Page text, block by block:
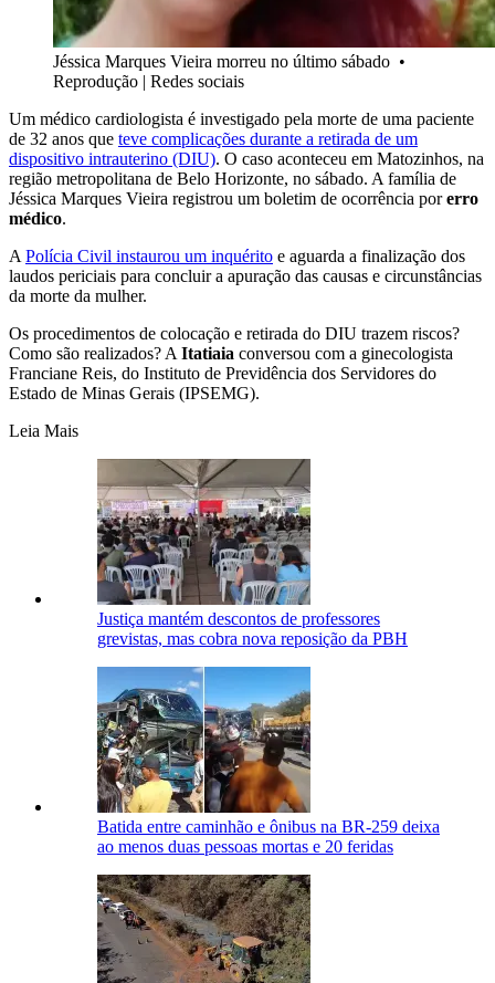
Jéssica Marques Vieira morreu no último sábado •
Reprodução | Redes sociais
Um médico cardiologista é investigado pela morte de uma paciente
de 32 anos que teve complicações durante a retirada de um
dispositivo intrauterino (DIU). O caso aconteceu em Matozinhos, na
região metropolitana de Belo Horizonte, no sábado. A família de
Jéssica Marques Vieira registrou um boletim de ocorrência porerro
médico.
A Polícia Civil instaurou um inquérito e aguarda a finalização dos
laudos periciais para concluir a apuração das causas e circunstâncias
da morte da mulher.
Os procedimentos de colocação e retirada do DIU trazem riscos?
Como são realizados? A Itatiaia conversou com a ginecologista
Franciane Reis, do Instituto de Previdência dos Servidores do
Estado de Minas Gerais (IPSEMG).
Leia Mais
Justiça mantém descontos de professores
grevistas, mas cobra nova reposição da PBH
Batida entre caminhão e ônibus na BR-259 deixa
ao menos duas pessoas mortas e 20 feridas